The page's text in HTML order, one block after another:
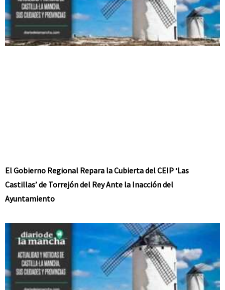
El Gobierno Regional Repara la Cubierta del CEIP ‘Las
Castillas’ de Torrejón del Rey Ante la Inacción del
Ayuntamiento